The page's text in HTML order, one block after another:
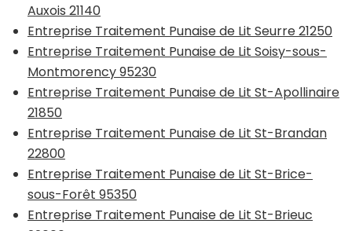
Auxois 21140
Entreprise Traitement Punaise de Lit Seurre 21250
Entreprise Traitement Punaise de Lit Soisy-sous-
Montmorency 95230
Entreprise Traitement Punaise de Lit St-Apollinaire
21850
Entreprise Traitement Punaise de Lit St-Brandan
22800
Entreprise Traitement Punaise de Lit St-Brice-
sous-Forêt 95350
Entreprise Traitement Punaise de Lit St-Brieuc